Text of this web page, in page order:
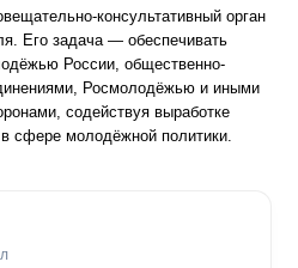
консультативный орган
Его задача — обеспечивать
России, общественно-
Росмолодёжью и иными
содействуя выработке
сфере молодёжной политики.